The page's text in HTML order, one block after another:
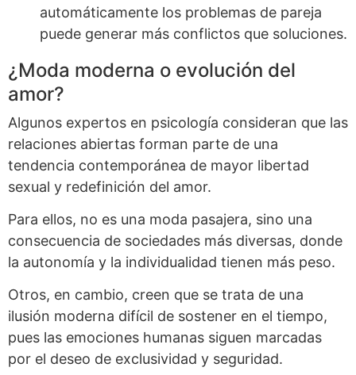
automáticamente los problemas de pareja
puede generar más conflictos que soluciones.
¿Moda moderna o evolución del
amor?
Algunos expertos en psicología consideran que las
relaciones abiertas forman parte de una
tendencia contemporánea de mayor libertad
sexual y redefinición del amor.
Para ellos, no es una moda pasajera, sino una
consecuencia de sociedades más diversas, donde
la autonomía y la individualidad tienen más peso.
Otros, en cambio, creen que se trata de una
ilusión moderna difícil de sostener en el tiempo,
pues las emociones humanas siguen marcadas
por el deseo de exclusividad y seguridad.